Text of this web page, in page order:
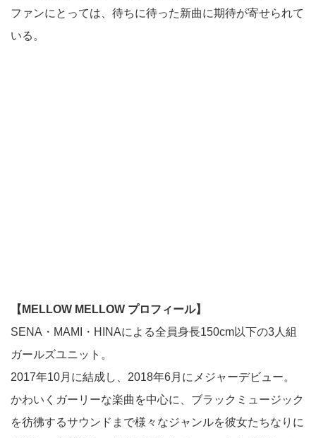
ファンにとっては、待ちに待った新曲に期待が寄せられて
いる。
【MELLOW MELLOW プロフィール】
SENA・MAMI・HINAによる全員身長150cm以下の3人組
ガールズユニット。
2017年10月に結成し、2018年6月にメジャーデビュー。
かわいくガーリーな楽曲を中心に、ブラックミュージック
を彷彿するサウンドまで様々なジャンルを彼女たちなりに